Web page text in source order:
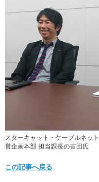
スターキャット・ケーブルネッ
営企画本部 担当課長の吉田氏
この記事へ戻る